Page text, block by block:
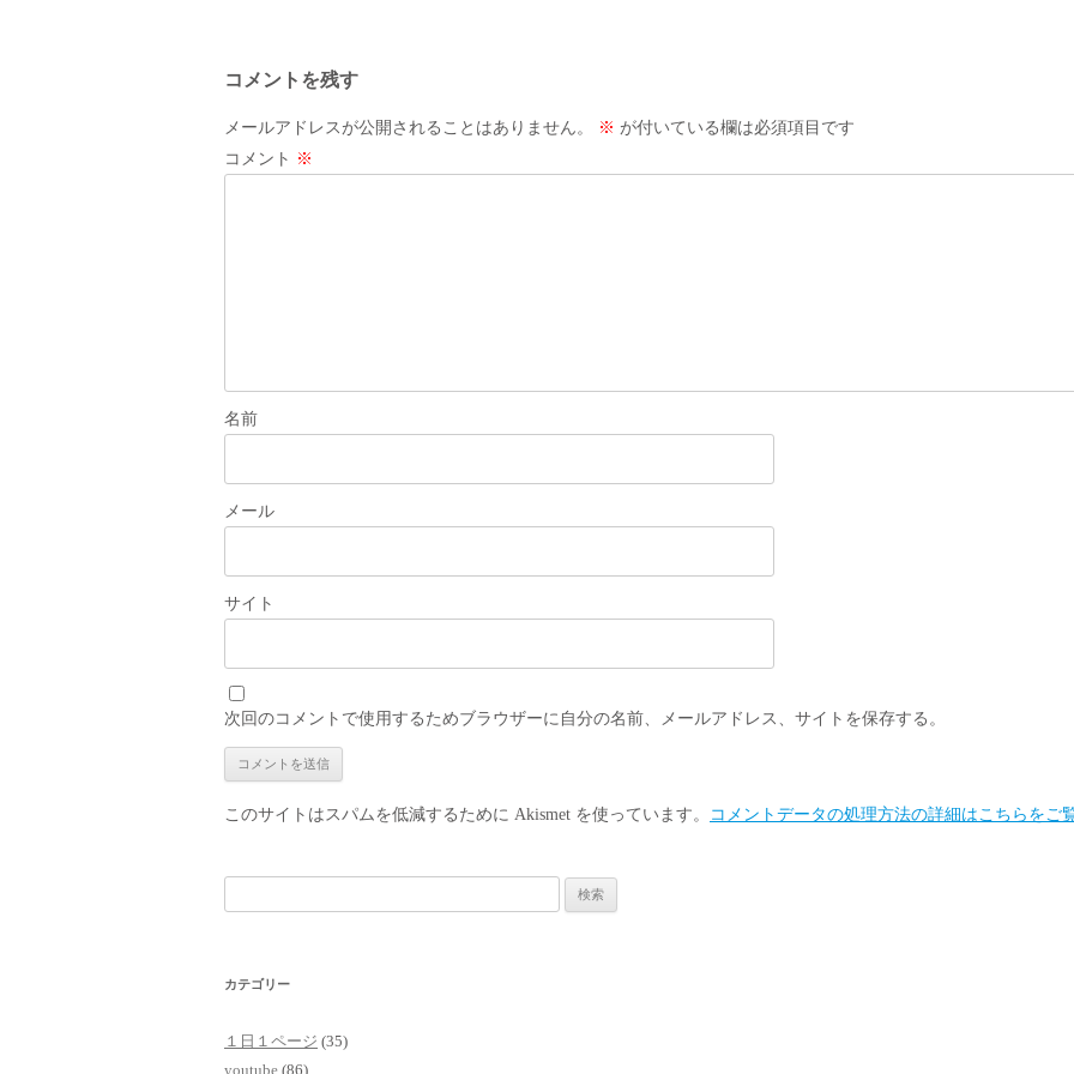
ビ
ゲ
ー
コメントを残す
メールアドレスが公開されることはありません。 ※ が付いている欄は必須項目です
コメント ※
名前
メール
サイト
次回のコメントで使用するためブラウザーに自分の名前、メールアドレス、サイトを保存する。
このサイトはスパムを低減するために Akismet を使っています。 コメントデータの処理方法の詳細はこちらをご
索:
カテゴリー
１日１ページ (35)
youtube (86)